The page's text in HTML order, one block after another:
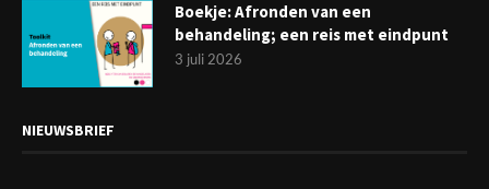
Boekje: Afronden van een
behandeling; een reis met eindpunt
3 juli 2026
NIEUWSBRIEF